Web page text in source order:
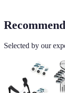
Selected by our